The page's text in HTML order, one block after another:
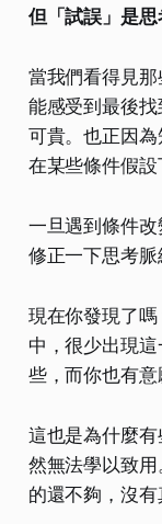
但「試誤」是思
當我們看得見
能感受到最後
可貴。也正因
在某些條件假設
一旦遇到條件
修正一下思考脈
現在你發現了
中，很少出現
些，而你也有意
這也是為什麼
然無法學以致
的還不夠，沒有